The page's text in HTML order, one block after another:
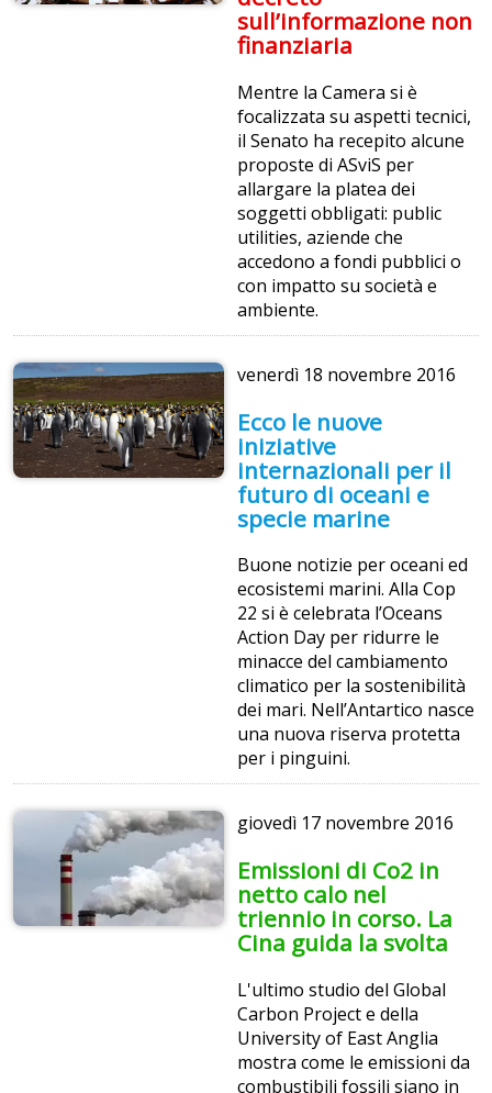
sull’informazione non
finanziaria
Mentre la Camera si è
focalizzata su aspetti tecnici,
il Senato ha recepito alcune
proposte di ASviS per
allargare la platea dei
soggetti obbligati: public
utilities, aziende che
accedono a fondi pubblici o
con impatto su società e
ambiente.
venerdì 18 novembre 2016
Ecco le nuove
iniziative
internazionali per il
futuro di oceani e
specie marine
Buone notizie per oceani ed
ecosistemi marini. Alla Cop
22 si è celebrata l’Oceans
Action Day per ridurre le
minacce del cambiamento
climatico per la sostenibilità
dei mari. Nell’Antartico nasce
una nuova riserva protetta
per i pinguini.
giovedì 17 novembre 2016
Emissioni di Co2 in
netto calo nel
triennio in corso. La
Cina guida la svolta
L'ultimo studio del Global
Carbon Project e della
University of East Anglia
mostra come le emissioni da
combustibili fossili siano in